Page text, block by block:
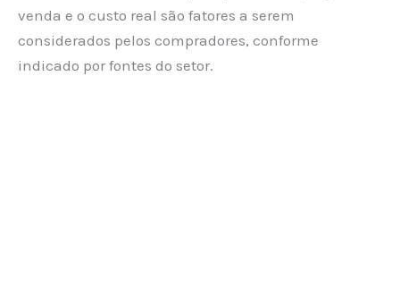
venda e o custo real são fatores a serem
considerados pelos compradores, conforme
indicado por fontes do setor.